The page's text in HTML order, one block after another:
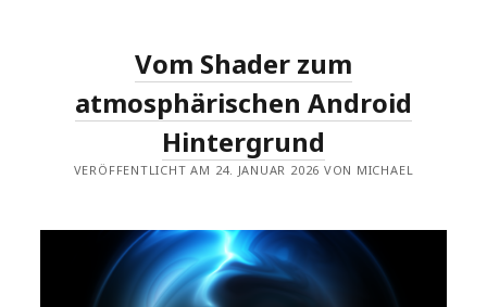
Vom Shader zum
atmosphärischen Android
Hintergrund
VERÖFFENTLICHT AM 24. JANUAR 2026 VON MICHAEL